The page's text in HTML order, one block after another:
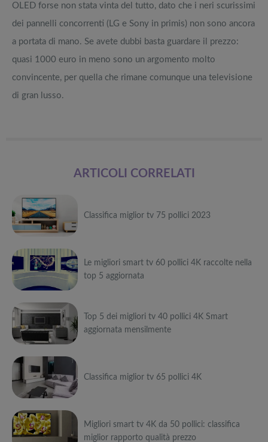
OLED forse non stata vinta del tutto, dato che i neri scurissimi
dei pannelli concorrenti (LG e Sony in primis) non sono ancora
a portata di mano. Se avete dubbi basta guardare il prezzo:
quasi 1000 euro in meno sono un argomento molto
convincente, per quella che rimane comunque una televisione
di gran lusso.
ARTICOLI CORRELATI
interessarti anche
Black Friday:
Tapis roulant,
cyclette,
vibranti
Migliori smart
TV in offerta
Black Friday:
PERDERE
Offerte robot
aspirapolvere
da non
perdere nella
Black Friday
Week
Tavola SUP
prezzo: i
migliori Stand
Up Paddle
gonfiabili
dell’anno
Classifica miglior tv 75 pollici 2023
interessarti anche
metà prezzo
Black Friday:
Tapis roulant,
cyclette,
vibranti
Migliori smart
TV in offerta
Black Friday:
PERDERE
Offerte robot
aspirapolvere
da non
perdere nella
Tavola SUP
Le migliori smart tv 60 pollici 4K raccolte nella
top 5 aggiornata
interessarti anche
Attrezzi
metà prezzo
Black Friday:
Tapis roulant,
Migliori smart
TV in offerta
Top 5 dei migliori tv 40 pollici 4K Smart
aggiornata mensilmente
interessarti anche
Classifica miglior tv 65 pollici 4K
Migliori smart tv 4K da 50 pollici: classifica
miglior rapporto qualità prezzo